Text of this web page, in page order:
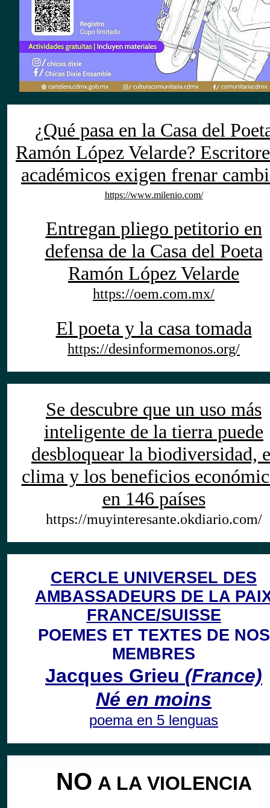
¿Qué pasa en la Casa del
Ramón López Velarde?
académicos exigen frenar
https://www.milenio.com/
Entregan pliego petitorio en
defensa de la Casa del Poeta
Ramón López Velarde
https://oem.com.mx/
El poeta y la casa tomada
https://desinformemonos.org/
Se descubre que un uso más
inteligente de la tierra puede
desbloquear la biodiversidad,
clima y los beneficios
en 146 países
https://muyinteresante.okdiario.com/
CERCLE UNIVERSEL DES
AMBASSADEURS DE LA
FRANCE/SUISSE
POEMES ET TEXTES DE NOS
MEMBRES
Jacques Grieu (France)
Né en moins
poema en 5 lenguas
NO A LA VIOLENCIA